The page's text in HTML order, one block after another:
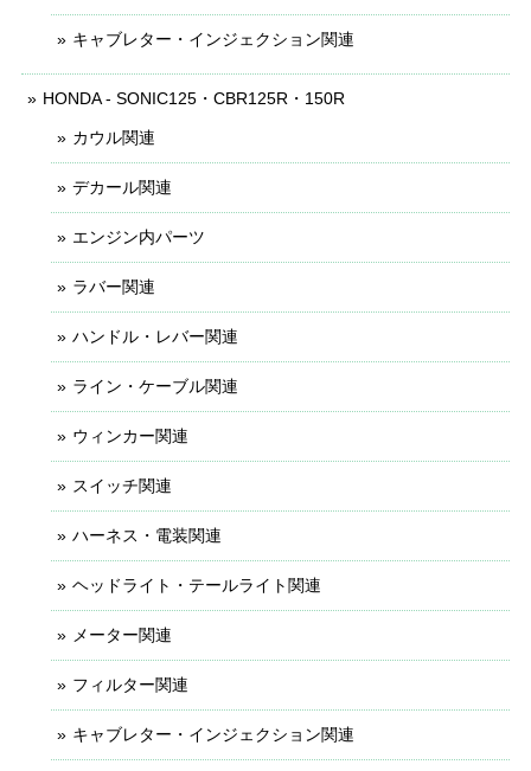
キャブレター・インジェクション関連
HONDA - SONIC125・CBR125R・150R
カウル関連
デカール関連
エンジン内パーツ
ラバー関連
ハンドル・レバー関連
ライン・ケーブル関連
ウィンカー関連
スイッチ関連
ハーネス・電装関連
ヘッドライト・テールライト関連
メーター関連
フィルター関連
キャブレター・インジェクション関連